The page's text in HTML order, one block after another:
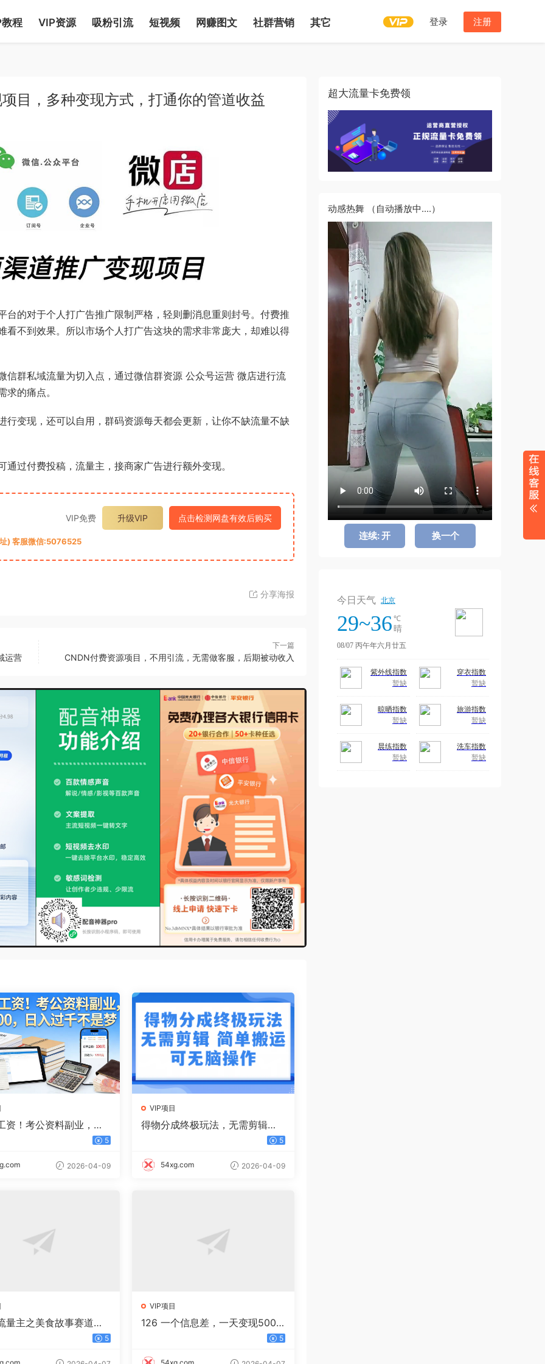
程 VIP资源 吸粉引流 短视频 网赚图文 社群营销 其它 登录 注册
目，多种变现方式，打通你的管道收益
的对于个人打广告推广限制严格，轻则删消息重则封号。付费推
不到效果。所以市场个人打广告这块的需求非常庞大，却难以得
信群私域流量为切入点，通过微信群资源 公众号运营 微店进行流
的痛点。
变现，还可以自用，群码资源每天都会更新，让你不缺流量不缺
过付费投稿，流量主，接商家广告进行额外变现。
VIP免费 升级VIP 点击检测网盘有效后购买
) 客服微信:5076525
分享海报
运营
下一篇
CNDN付费资源项目，不用引流，无需做客服，后期被动收入
资！考公资料副业，一
5
2026-04-09
VIP项目
得物分成终极玩法，无需剪辑，
5
54xg.com 2026-04-09
量主之美食故事赛道，
互动，8天就能做出爆5
VIP项目
126 一个信息差，一天变现500
+，需求量大，复购强，无需任何
5
超大流量卡免费领
动感热舞 （自动播放中....）
连续: 开 换一个